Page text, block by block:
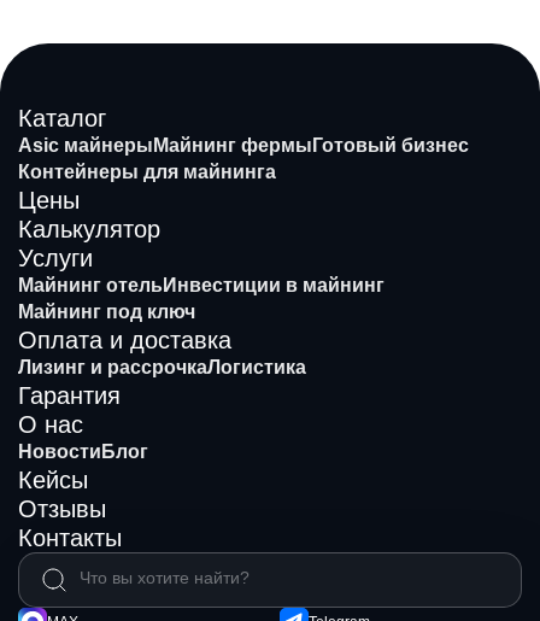
Каталог
Asic майнеры Майнинг фермы Готовый бизнес
Контейнеры для майнинга
Цены
Калькулятор
Услуги
Майнинг отельИнвестиции в майнинг
Майнинг под ключ
Оплата и доставка
Лизинг и рассрочкаЛогистика
Гарантия
О нас
Новости Блог
Кейсы
Отзывы
Контакты